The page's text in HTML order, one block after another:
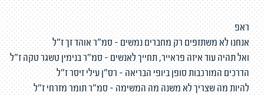
ראפ
אנחנו לא משתזפים רק מחברים נמשים - סמ"ר אוהד זך ז"ל
ואל תהיה עוד איזה פראייר, תחייך לאנשים - סמ"ר בנימין טשגר טקה ז"ל
הדרכים המורכבות סופן ביופי הבריאה - רס"ן עילי זיסר ז"ל
להיות מה שצריך לא משנה מה המשימה - סמ"ר תומר מזרחי ז"ל